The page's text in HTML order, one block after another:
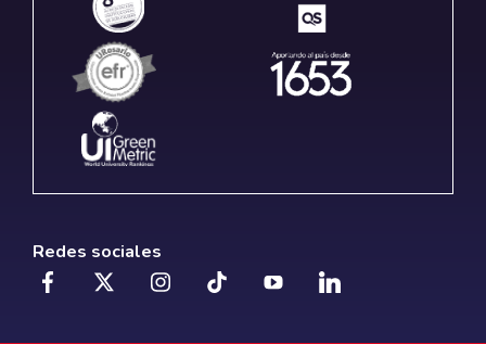
Redes sociales